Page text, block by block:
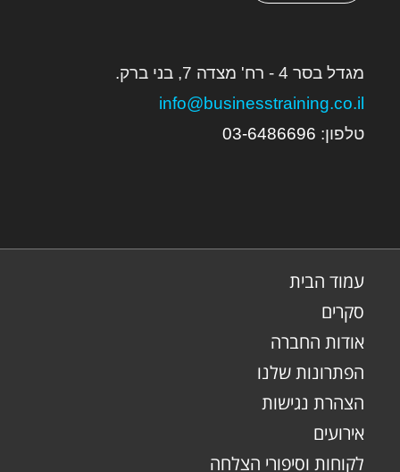
מגדל בסר 4 - רח' מצדה 7, בני ברק.
info@businesstraining.co.il
טלפון:
03-6486696
עמוד הבית
סקרים
אודות החברה
הפתרונות שלנו
הצהרת נגישות
אירועים
לקוחות וסיפורי הצלחה